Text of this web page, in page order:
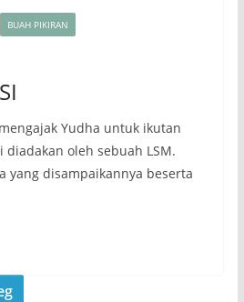
BUAH PIKIRAN
Yudha untuk ikutan
oleh sebuah LSM.
yang disampaikannya beserta